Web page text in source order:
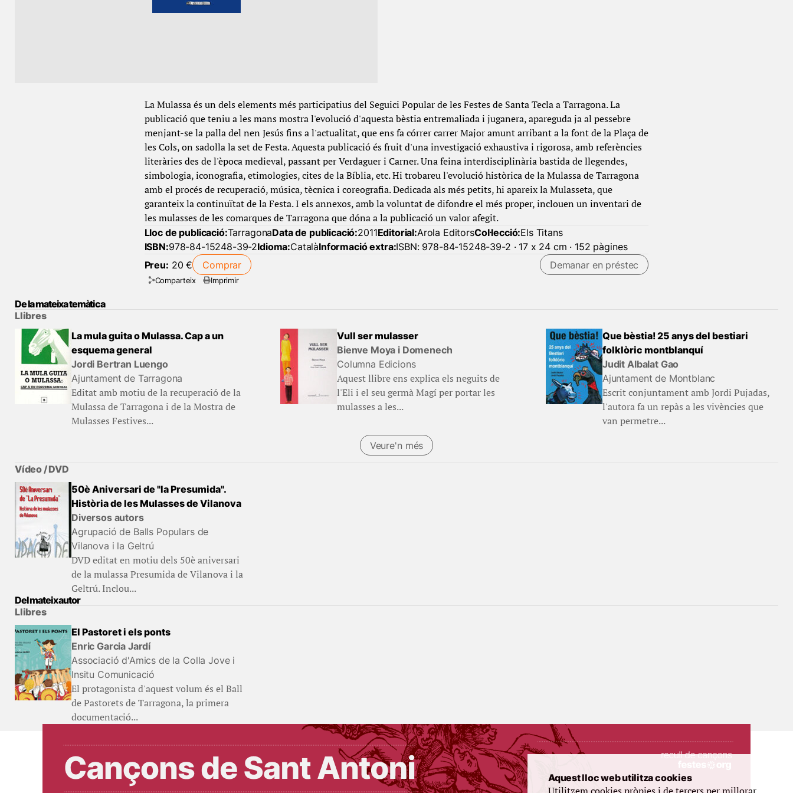
La Mulassa és un dels elements més participatius del Seguici Popular de les Festes de Santa Tecla a Tarragona. La
publicació que teniu a les mans mostra l'evolució d'aquesta bèstia entremaliada i juganera, apareguda ja al pessebre
menjant-se la palla del nen Jesús fins a l'actualitat, que ens fa córrer carrer Major amunt arribant a la font de la Plaça de
les Cols, on sadolla la set de Festa. Aquesta publicació és fruit d'una investigació exhaustiva i rigorosa, amb referències
literàries des de l'època medieval, passant per Verdaguer i Carner. Una feina interdisciplinària bastida de llegendes,
simbologia, iconografia, etimologies, cites de la Bíblia, etc. Hi trobareu l'evolució històrica de la Mulassa de Tarragona
amb el procés de recuperació, música, tècnica i coreografia. Dedicada als més petits, hi apareix la Mulasseta, que
garanteix la continuïtat de la Festa. I els annexos, amb la voluntat de difondre el més proper, inclouen un inventari de
les mulasses de les comarques de Tarragona que dóna a la publicació un valor afegit.
Lloc de publicació:TarragonaData de publicació:2011Editorial:Arola EditorsCol·lecció:Els Titans
ISBN:978-84-15248-39-2Idioma:CatalàInformació extra:ISBN: 978-84-15248-39-2 · 17 x 24 cm · 152 pàgines
Preu: 20 € Comprar Demanar en préstec
Comparteix Imprimir
De la mateixa temàtica
Llibres
La mula guita o Mulassa. Cap a un
esquema general
Jordi Bertran Luengo
Ajuntament de Tarragona
Editat amb motiu de la recuperació de la
Mulassa de Tarragona i de la Mostra de
Mulasses Festives...
Vull ser mulasser
Bienve Moya i Domenech
Columna Edicions
Aquest llibre ens explica els neguits de
l'Eli i el seu germà Magí per portar les
mulasses a les...
Que bèstia! 25 anys del bestiari
folklòric montblanquí
Judit Albalat Gao
Ajuntament de Montblanc
Escrit conjuntament amb Jordi Pujadas,
l'autora fa un repàs a les vivències que
van permetre...
Veure'n més
Vídeo / DVD
50è Aniversari de "la Presumida".
Història de les Mulasses de Vilanova
Diversos autors
Agrupació de Balls Populars de
Vilanova i la Geltrú
DVD editat en motiu dels 50è aniversari
de la mulassa Presumida de Vilanova i la
Geltrú. Inclou...
Del mateix autor
Llibres
El Pastoret i els ponts
Enric Garcia Jardí
Associació d'Amics de la Colla Jove i
Insitu Comunicació
El protagonista d'aquest volum és el Ball
de Pastorets de Tarragona, la primera
documentació...
Aquest lloc web utilitza cookies